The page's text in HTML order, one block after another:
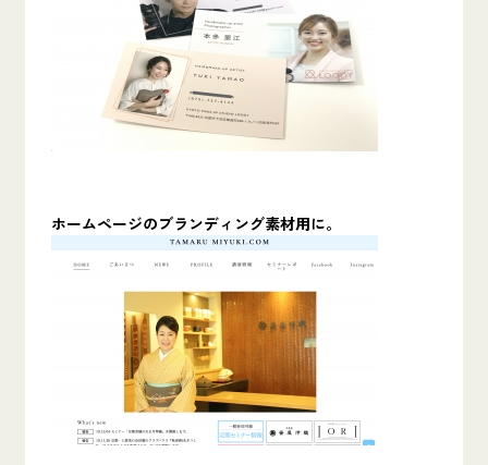
ホームページのブランディング素材用に。